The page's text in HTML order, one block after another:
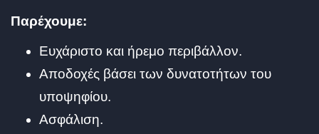
Παρέχουμε:
Ευχάριστο και ήρεμο περιβάλλον.
Αποδοχές βάσει των δυνατοτήτων του
υποψηφίου.
Ασφάλιση.